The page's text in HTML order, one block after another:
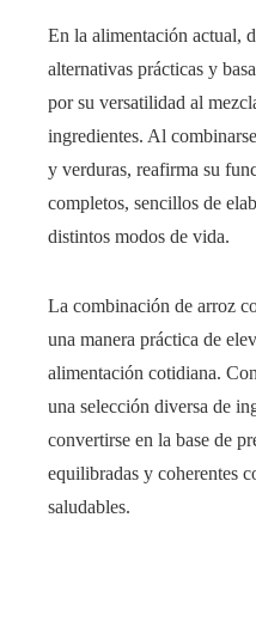
En la alimentación actual,
alternativas prácticas y
por su versatilidad al
ingredientes. Al
y verduras, reafirma su
completos, sencillos de
distintos modos de vida.
La combinación de arroz
una manera práctica de
alimentación cotidiana.
una selección diversa de
convertirse en la base de
equilibradas y coherentes
saludables.